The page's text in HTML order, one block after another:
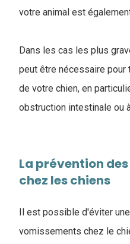
votre animal est
Dans les cas les plus
peut être nécessaire
de votre chien, en
obstruction intestinale ou
La prévention
chez les chiens
Il est possible d'éviter
vomissements chez le